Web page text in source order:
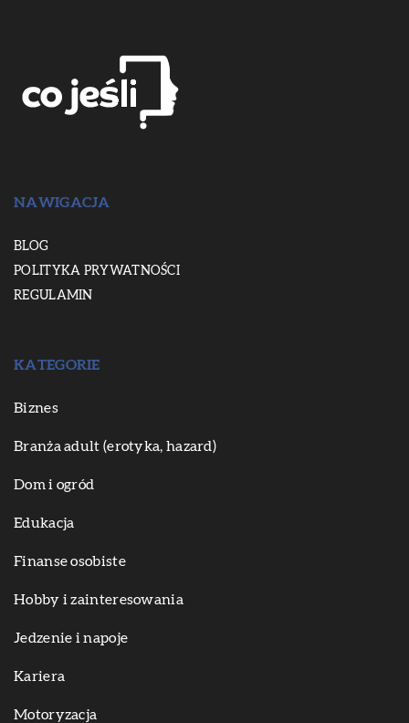
NAWIGACJA
BLOG
POLITYKA PRYWATNOŚCI
REGULAMIN
KATEGORIE
Biznes
Branża adult (erotyka, hazard)
Dom i ogród
Edukacja
Finanse osobiste
Hobby i zainteresowania
Jedzenie i napoje
Kariera
Motoryzacja